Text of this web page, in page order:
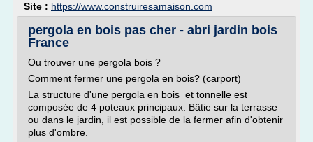
Site : https://www.construiresamaison.com
pergola en bois pas cher - abri jardin bois
France
Ou trouver une pergola bois ?
Comment fermer une pergola en bois? (carport)
La structure d'une pergola en bois et tonnelle est
composée de 4 poteaux principaux. Bâtie sur la terrasse
ou dans le jardin, il est possible de la fermer afin d'obtenir
plus d'ombre.